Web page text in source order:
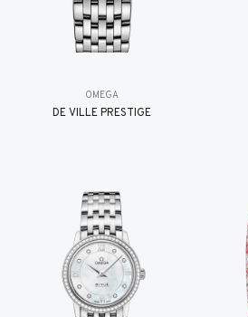
OMEGA
DE VILLE PRESTIGE